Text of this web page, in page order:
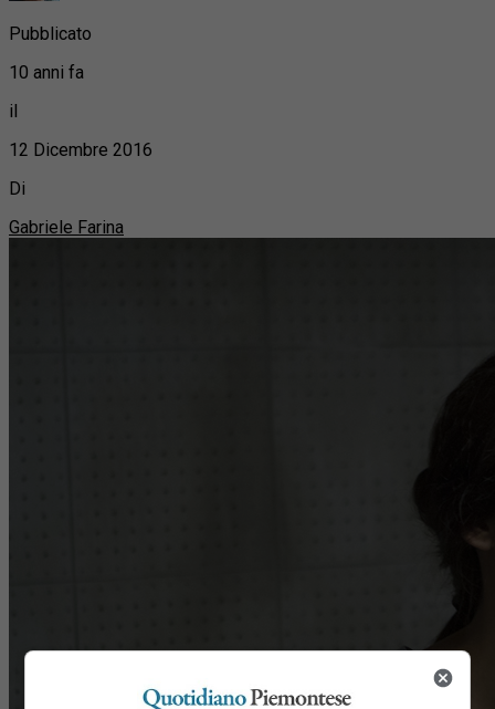
Pubblicato
10 anni fa
il
12 Dicembre 2016
Di
Gabriele Farina